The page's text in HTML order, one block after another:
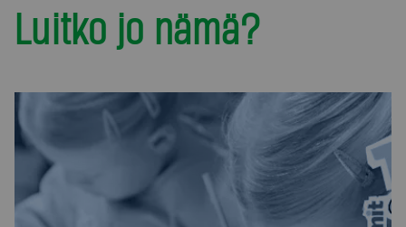
Luitko jo nämä?